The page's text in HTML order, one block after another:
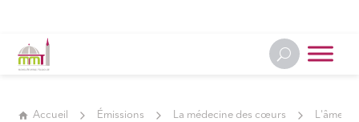
Accueil Émissions La médecine des cœurs L'âme